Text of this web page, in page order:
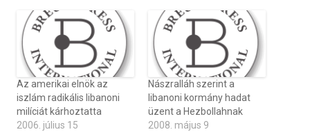
Az amerikai elnök az
iszlám radikális libanoni
milíciát kárhoztatta
2006. július 15
Nászralláh szerint a
libanoni kormány hadat
üzent a Hezbollahnak
2008. május 9